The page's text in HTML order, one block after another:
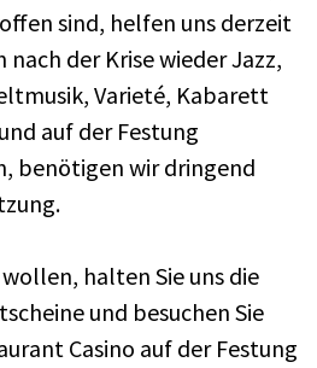
sind, helfen uns derzeit
der Krise wieder Jazz,
Varieté, Kabarett
auf der Festung
benötigen wir dringend
halten Sie uns die
und besuchen Sie
Casino auf der Festung